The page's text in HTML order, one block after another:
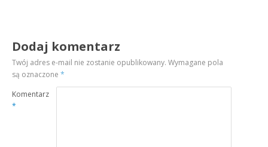
Dodaj komentarz
Twój adres e-mail nie zostanie opublikowany. Wymagane pola
są oznaczone*
Komentarz
*